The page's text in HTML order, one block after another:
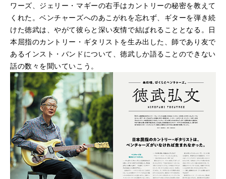
ワーズ、ジェリー・マギーの右手はカントリーの秘密を教えて
くれた。ベンチャーズへのあこがれを忘れず、ギターを弾き続
けた徳武は、やがて彼らと深い友情で結ばれることとなる。日
本屈指のカントリー・ギタリストを生み出した、師であり友で
あるインスト・バンドについて、徳武しか語ることのできない
話の数々を聞いていこう。